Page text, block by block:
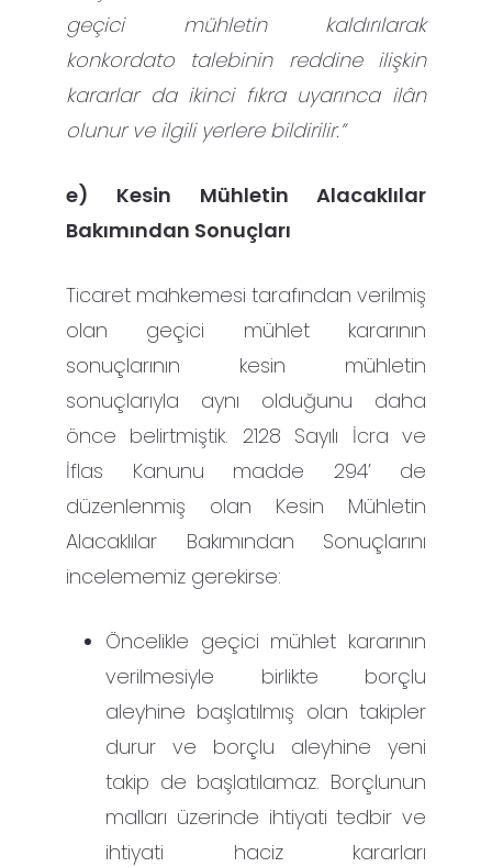
geçici mühletin kaldırılarak
konkordato talebinin reddine ilişkin
kararlar da ikinci fıkra uyarınca ilân
olunur ve ilgili yerlere bildirilir.”
e) Kesin Mühletin Alacaklılar
Bakımından Sonuçları
Ticaret mahkemesi tarafından verilmiş
olan geçici mühlet kararının
sonuçlarının kesin mühletin
sonuçlarıyla aynı olduğunu daha
önce belirtmiştik. 2128 Sayılı İcra ve
İflas Kanunu madde 294’ de
düzenlenmiş olan Kesin Mühletin
Alacaklılar Bakımından Sonuçlarını
incelememiz gerekirse:
Öncelikle geçici mühlet kararının
verilmesiyle birlikte borçlu
aleyhine başlatılmış olan takipler
durur ve borçlu aleyhine yeni
takip de başlatılamaz. Borçlunun
malları üzerinde ihtiyati tedbir ve
ihtiyati haciz kararları